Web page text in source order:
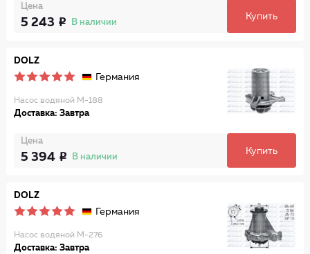
Цена
5 243 В наличии
Купить
DOLZ
Германия
Насос водяной M-188
Доставка: Завтра
Цена
5 394 В наличии
Купить
DOLZ
Германия
Насос водяной M-276
Доставка: Завтра